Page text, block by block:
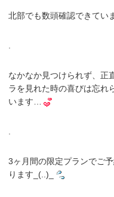
北部でも数頭確認できてい
なかなか見つけられず、正
ラを見れた時の喜びは忘れ
います…
3ヶ月間の限定プランでご
ります_(..)_